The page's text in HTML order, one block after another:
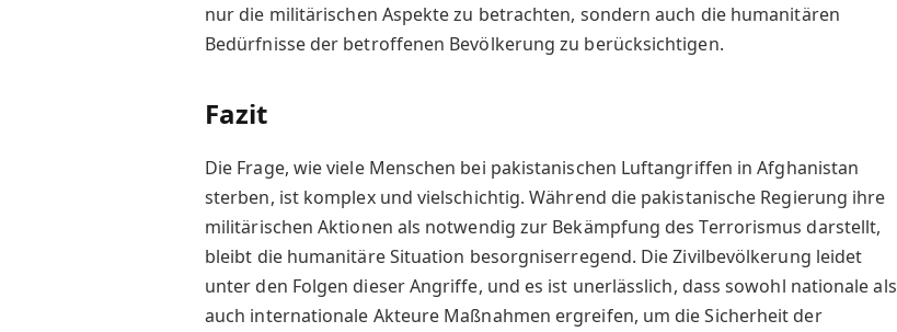
nur die militärischen Aspekte zu betrachten, sondern auch die humanitären
Bedürfnisse der betroffenen Bevölkerung zu berücksichtigen.
Fazit
Die Frage, wie viele Menschen bei pakistanischen Luftangriffen in Afghanistan
sterben, ist komplex und vielschichtig. Während die pakistanische Regierung ihre
militärischen Aktionen als notwendig zur Bekämpfung des Terrorismus darstellt,
bleibt die humanitäre Situation besorgniserregend. Die Zivilbevölkerung leidet
unter den Folgen dieser Angriffe, und es ist unerlässlich, dass sowohl nationale als
auch internationale Akteure Maßnahmen ergreifen, um die Sicherheit der